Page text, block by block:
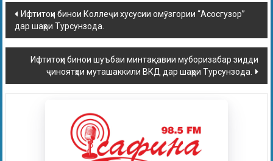
Ифтитоҳи бинои Коллеҷи хусусии омӯзгории “Асосгузор”
дар шаҳри Турсунзода.
Ифтитоҳи бинои шуъбаи минтақавии муборизабар зидди
ҷиноятҳои муташаккили ВКД дар шаҳри Турсунзода.